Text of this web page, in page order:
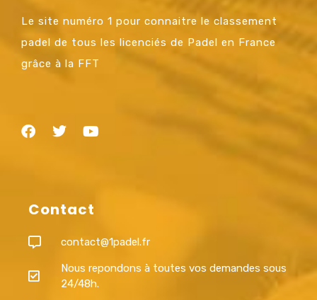
Le site numéro 1 pour connaitre le classement
padel de tous les licenciés de Padel en France
grâce à la FFT
Contact
contact@1padel.fr
Nous repondons à toutes vos demandes sous
24/48h.